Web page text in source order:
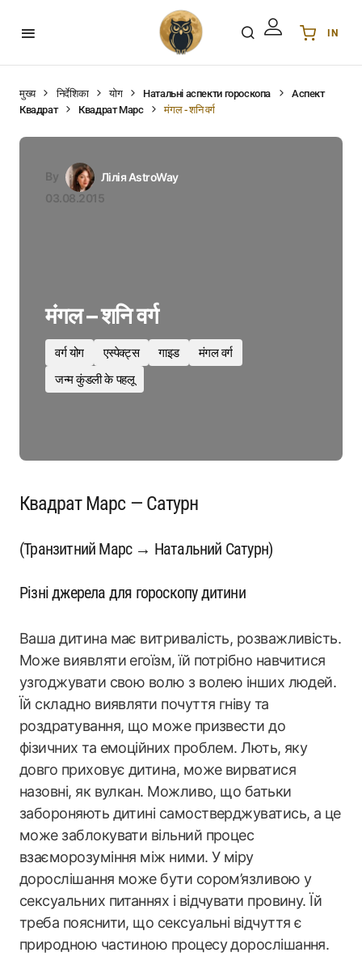
IN
PL Polski
मुख्य निर्देशिका योग Натальні аспекти гороскопа
Аспект
Квадрат
Квадрат Марс मंगल - शनि वर्ग
By
Лілія AstroWay
03.08.2015
मंगल – शनि वर्ग
वर्ग योग एस्पेक्ट्स गाइड
मंगल वर्ग
जन्म कुंडली के पहलू
Квадрат Марс — Сатурн
(Транзитний Марс → Натальний Сатурн)
Різні джерела для гороскопу дитини
Ваша дитина має витривалість, розважливість.
Може виявляти егоїзм, їй потрібно навчитися
узгоджувати свою волю з волею інших людей.
Їй складно виявляти почуття гніву та
роздратування, що може призвести до
фізичних та емоційних проблем. Лють, яку
довго приховує дитина, може вирватися
назовні, як вулкан. Можливо, що батьки
забороняють дитині самостверджуватись, а це
може заблокувати вільний процес
взаєморозуміння між ними. У міру
дорослішання може бути сором’язливою у
сексуальних питаннях і відчувати провину. Їй
треба пояснити, що сексуальні відчуття є
природною частиною процесу дорослішання.